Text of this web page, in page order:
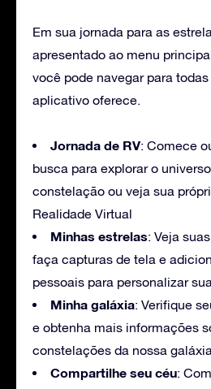
Em sua jornada para as
apresentado ao menu
você pode navegar para
aplicativo oferece.
Jornada de RV: Comece
busca para explorar o
constelação ou veja sua
Realidade Virtual
Minhas estrelas: Veja
faça capturas de tela e
pessoais para personalizar
Minha galáxia: Verifique
e obtenha mais informações
constelações da nossa
Compartilhe seu céu: